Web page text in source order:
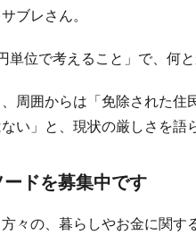
ブレさん。
位で考えること」で、何
周囲からは「免除された住
い」と、現状の厳しさを語
ドを募集中です
々の、暮らしやお金に関す